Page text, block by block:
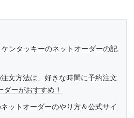
ンタッキーのネットオーダーの記
文方法は、好きな時間に予約注文
ーがおすすめ！
ットオーダーのやり方＆公式サイ